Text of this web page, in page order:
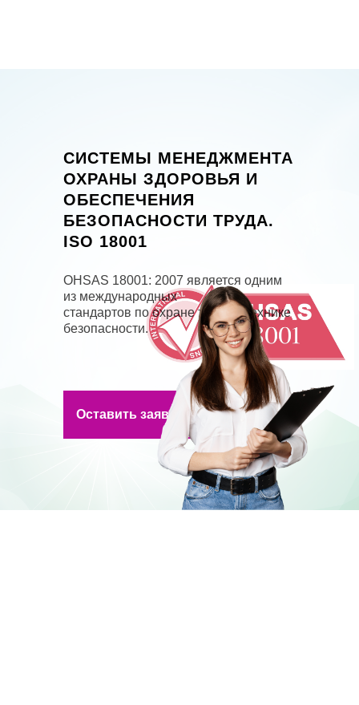
СИСТЕМЫ МЕНЕДЖМЕНТА
ОХРАНЫ ЗДОРОВЬЯ И
ОБЕСПЕЧЕНИЯ
БЕЗОПАСНОСТИ ТРУДА.
ISO 18001
OHSAS 18001: 2007 является одним
из международных
стандартов по охране труда и технике
безопасности.
Оставить заявку